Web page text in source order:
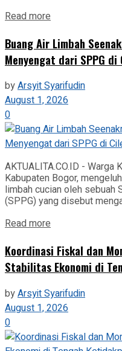
Read more
‎Buang Air Limbah
Menyengat dari SPPG di
byArsyit Syarifudin
August 1, 2026
0
AKTUALITA.CO.ID - Warga
Kabupaten Bogor,
limbah cucian oleh sebuah
(SPPG) yang disebut
Read more
‎Koordinasi Fiskal dan
Stabilitas Ekonomi di
byArsyit Syarifudin
August 1, 2026
0